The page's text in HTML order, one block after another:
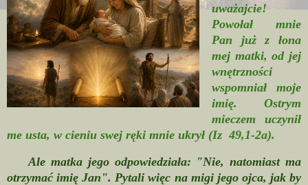
uważajcie!
Powołał mnie
Pan już z łona
mej matki, od jej
wnętrzności
wspomniał moje
imię. Ostrym
mieczem uczynił
me usta, w cieniu swej ręki mnie ukrył (Iz 49,1-2a).
Ale matka jego odpowiedziała: "Nie, natomiast ma
otrzymać imię Jan". Pytali więc na migi jego ojca, jak by